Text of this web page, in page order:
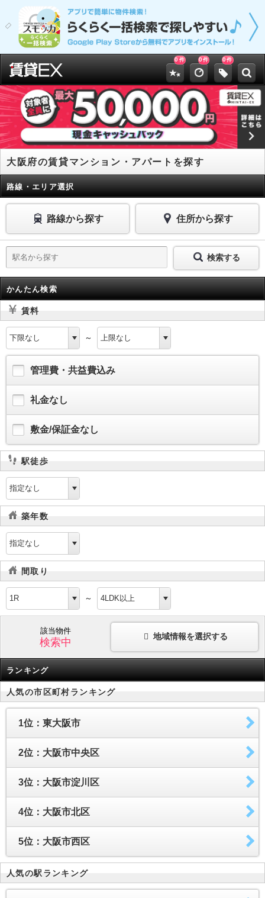
0 件 0件 0件
大阪府の賃貸マンション・アパートを探す
路線・エリア選択
路線から探す 住所から探す
検索する
かんたん検索
賃料
～
管理費・共益費込み
礼金なし
敷金/保証金なし
駅徒歩
築年数
間取り
～
該当物件
検索中 地域情報を選択する
ランキング
人気の市区町村ランキング
1位：東大阪市
2位：大阪市中央区
3位：大阪市淀川区
4位：大阪市北区
5位：大阪市西区
人気の駅ランキング